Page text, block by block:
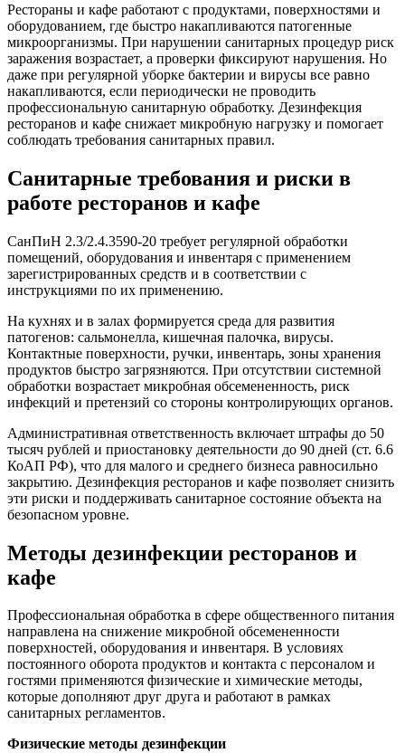
Рестораны и кафе работают с продуктами, поверхностями и
оборудованием, где быстро накапливаются патогенные
микроорганизмы. При нарушении санитарных процедур риск
заражения возрастает, а проверки фиксируют нарушения. Но
даже при регулярной уборке бактерии и вирусы все равно
накапливаются, если периодически не проводить
профессиональную санитарную обработку. Дезинфекция
ресторанов и кафе снижает микробную нагрузку и помогает
соблюдать требования санитарных правил.
Санитарные требования и риски в
работе ресторанов и кафе
СанПиН 2.3/2.4.3590-20 требует регулярной обработки
помещений, оборудования и инвентаря с применением
зарегистрированных средств и в соответствии с
инструкциями по их применению.
На кухнях и в залах формируется среда для развития
патогенов: сальмонелла, кишечная палочка, вирусы.
Контактные поверхности, ручки, инвентарь, зоны хранения
продуктов быстро загрязняются. При отсутствии системной
обработки возрастает микробная обсемененность, риск
инфекций и претензий со стороны контролирующих органов.
Административная ответственность включает штрафы до 50
тысяч рублей и приостановку деятельности до 90 дней (ст. 6.6
КоАП РФ), что для малого и среднего бизнеса равносильно
закрытию. Дезинфекция ресторанов и кафе позволяет снизить
эти риски и поддерживать санитарное состояние объекта на
безопасном уровне.
Методы дезинфекции ресторанов и
кафе
Профессиональная обработка в сфере общественного питания
направлена на снижение микробной обсемененности
поверхностей, оборудования и инвентаря. В условиях
постоянного оборота продуктов и контакта с персоналом и
гостями применяются физические и химические методы,
которые дополняют друг друга и работают в рамках
санитарных регламентов.
Физические методы дезинфекции